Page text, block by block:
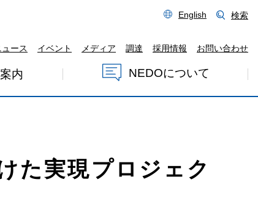
English 検索
ュース イベント メディア 調達 採用情報 お問い合わせ
内 NEDOについて
た実現プロジェク